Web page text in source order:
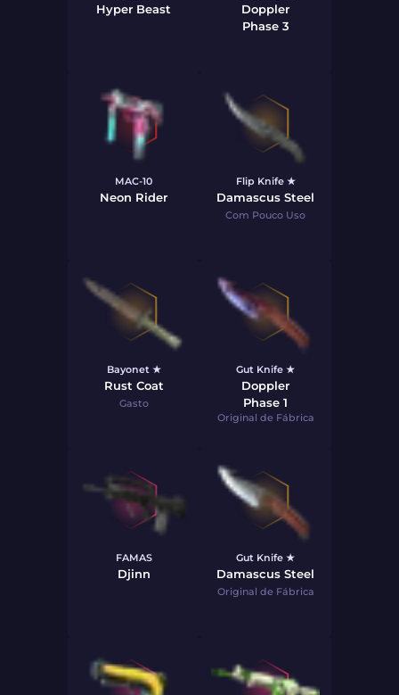
Hyper Beast
Doppler
Phase 3
MAC-10
Neon Rider
Flip Knife ★
Damascus Steel
Com Pouco Uso
Bayonet ★
Rust Coat
Gasto
Gut Knife ★
Doppler
Phase 1
Original de Fábrica
FAMAS
Djinn
Gut Knife ★
Damascus Steel
Original de Fábrica